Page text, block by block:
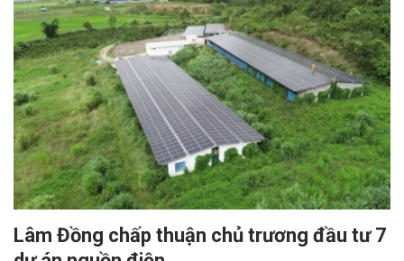
Lâm Đồng chấp thuận chủ trương đầu tư 7